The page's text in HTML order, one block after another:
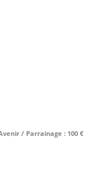
/ Parrainage : 100 €